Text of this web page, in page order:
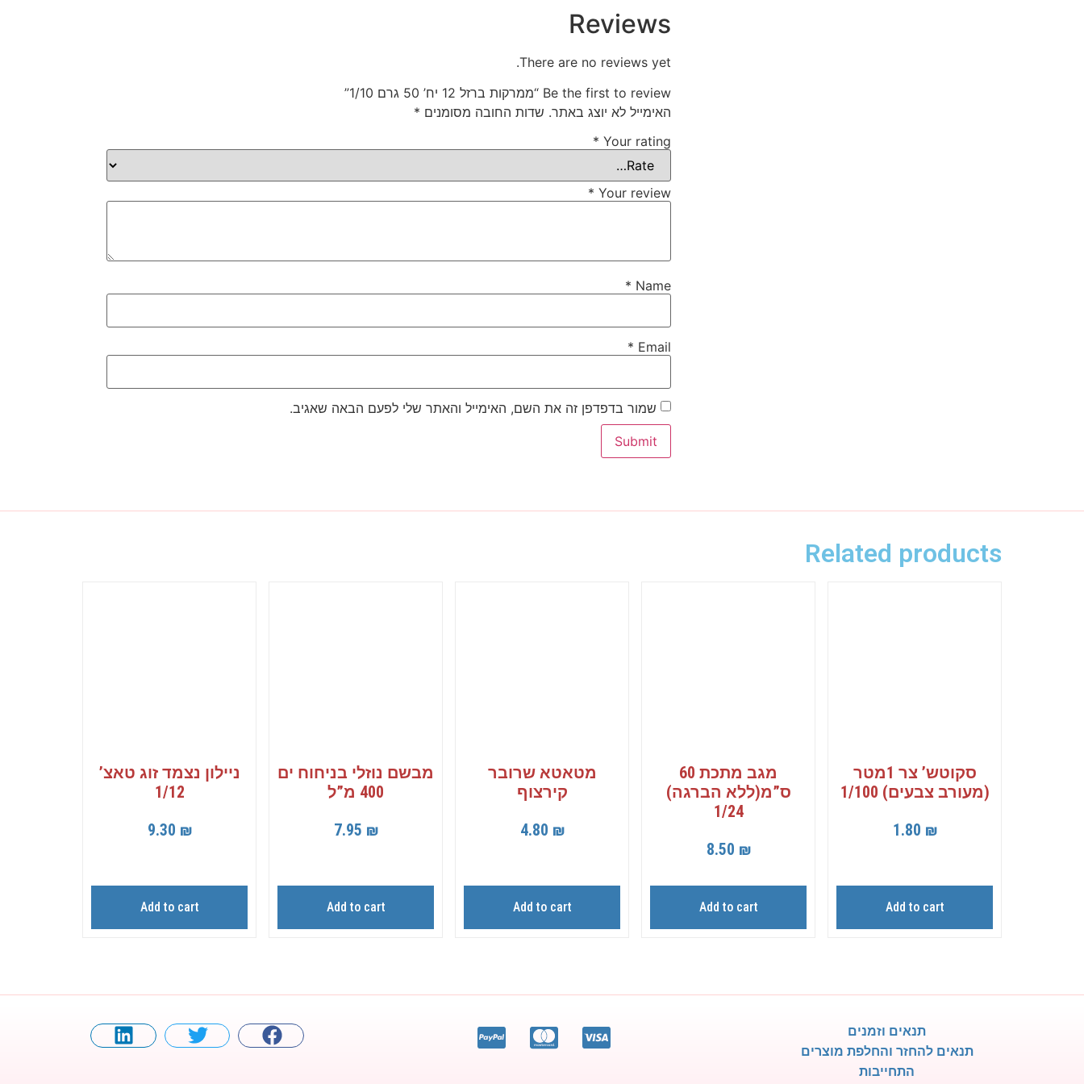
Reviews
There are no reviews yet.
Be the first to review “ממרקות ברזל 12 יח’ 50 גרם 1/10”
האימייל לא יוצג באתר. שדות החובה מסומנים *
Your rating
*
Your review
*
Name
*
Email
*
שמור בדפדפן זה את השם, האימייל והאתר שלי לפעם הבאה שאגיב.
Related products
סקוטש’ צר 1מטר
(מעורב צבעים) 1/100
1.80 ₪
Add to cart
מגב מתכת 60
ס”מ(ללא הברגה)
1/24
8.50 ₪
Add to cart
מטאטא שרובר
קירצוף
4.80 ₪
Add to cart
מבשם נוזלי בניחוח ים
400 מ”ל
7.95 ₪
Add to cart
ניילון נצמד זוג טאצ’
1/12
9.30 ₪
Add to cart
תנאים וזמנים
תנאים להחזר והחלפת מוצרים
התחייבות